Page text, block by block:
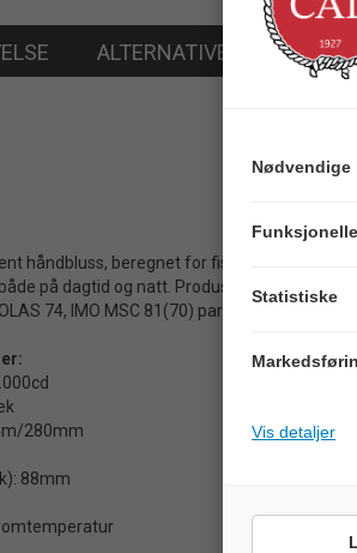
ALTERNATIVER
håndbluss, beregnet for fiskeri og annen
på dagtid og natt. Produserer en skarp
74, IMO MSC 81(70) part 1, MED 96/98/
280mm
88mm
romtemperatur
Nødvendige
Funksjonelle
Statistiske
Vis detaljer